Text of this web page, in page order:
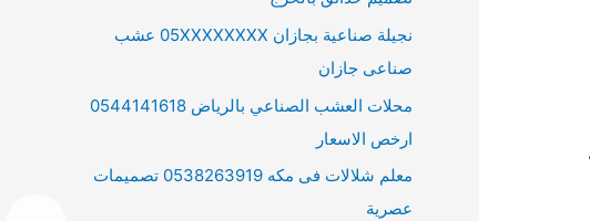
نجيلة صناعية بجازان 05XXXXXXXX عشب
صناعى جازان
محلات العشب الصناعي بالرياض 0544141618
ارخص الاسعار
معلم شلالات فى مكه 0538263919 تصميمات
عصرية